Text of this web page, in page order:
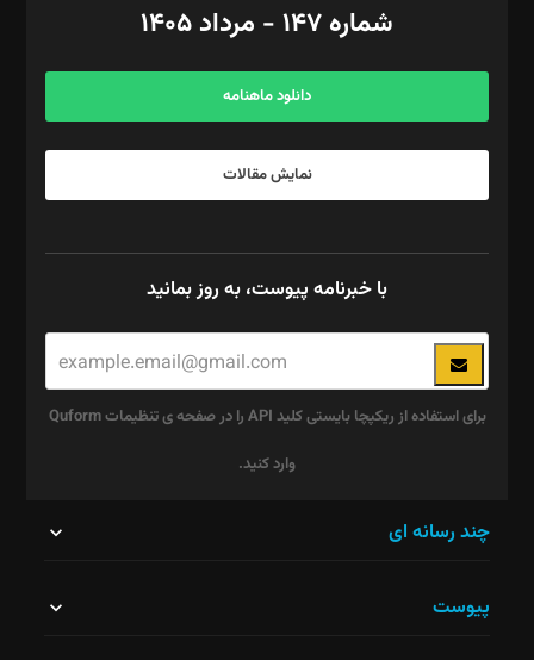
آگهی و مشترکین: ۰۹۱۹۹۹۹۰۴۵۴
شماره ۱۴۷ - مرداد ۱۴۰۵
دانلود ماهنامه
نمایش مقالات
با خبرنامه پیوست، به روز بمانید
برای استفاده از ریکپچا بایستی کلید API را در صفحه ی تنظیمات Quform
وارد کنید.
نباید
چند رسانه ای
پیوست